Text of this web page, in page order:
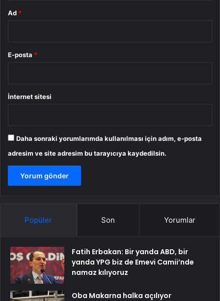
Ad *
E-posta *
İnternet sitesi
Daha sonraki yorumlarımda kullanılması için adım, e-posta
adresim ve site adresim bu tarayıcıya kaydedilsin.
Popüler Son Yorumlar
Fatih Erbakan: Bir yanda ABD, bir
yanda YPG biz de Emevi Camii’nde
namaz kılıyoruz
Oba Makarna halka açılıyor